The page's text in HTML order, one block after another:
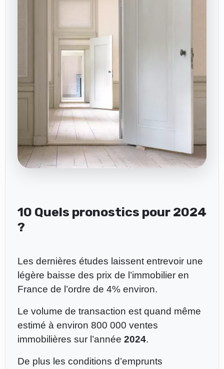
10 Quels pronostics pour 2024
?
Les dernières études laissent entrevoir une
légère baisse des prix de l’immobilier en
France de l’ordre de 4% environ.
Le volume de transaction est quand même
estimé à environ 800 000 ventes
immobilières sur l’année 2024.
De plus les conditions d’emprunts